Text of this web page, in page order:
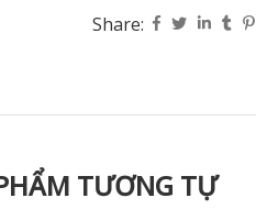
Share:
TƯƠNG TỰ